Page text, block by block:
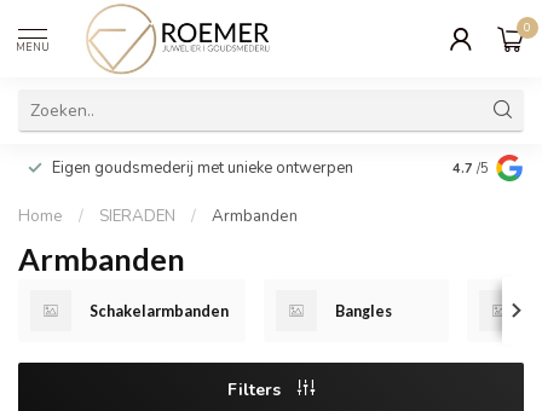
MENU
0
Eigen goudsmederij met unieke ontwerpen Wij
cadeau
4.7 /5
Home / SIERADEN / Armbanden
Armbanden
Schakelarmbanden Bangles
Filters